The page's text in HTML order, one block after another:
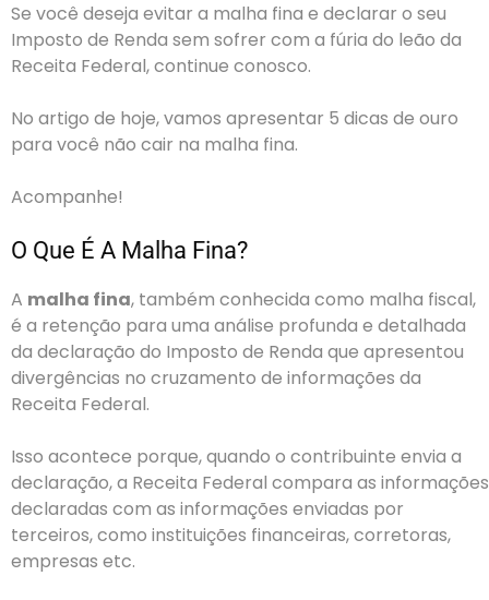
Se você deseja evitar a malha fina e declarar o seu
Imposto de Renda sem sofrer com a fúria do leão da
Receita Federal, continue conosco.
No artigo de hoje, vamos apresentar 5 dicas de ouro
para você não cair na malha fina.
Acompanhe!
O Que É A Malha Fina?
A malha fina, também conhecida como malha fiscal,
é a retenção para uma análise profunda e detalhada
da declaração do Imposto de Renda que apresentou
divergências no cruzamento de informações da
Receita Federal.
Isso acontece porque, quando o contribuinte envia a
declaração, a Receita Federal compara as informações
declaradas com as informações enviadas por
terceiros, como instituições financeiras, corretoras,
empresas etc.